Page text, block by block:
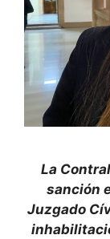
La
sanción
Juzgado